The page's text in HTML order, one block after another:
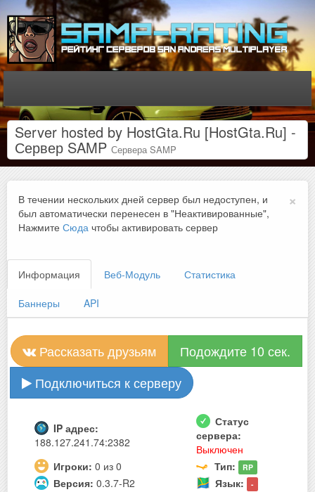
Server hosted by HostGta.Ru [HostGta.Ru] -
Сервер SAMP Сервера SAMP
×
В течении нескольких дней сервер был недоступен, и
был автоматически перенесен в "Неактивированные",
Нажмите Сюда чтобы активировать сервер
Информация Веб-Модуль Статистика
Баннеры API
Рассказать друзьям
Подождите 10 сек.
Подключиться к серверу
IP адрес:
188.127.241.74:2382
Статус
сервера:
Выключен
Игроки: 0 из 0 Тип: RP
Версия: 0.3.7-R2 Язык: -